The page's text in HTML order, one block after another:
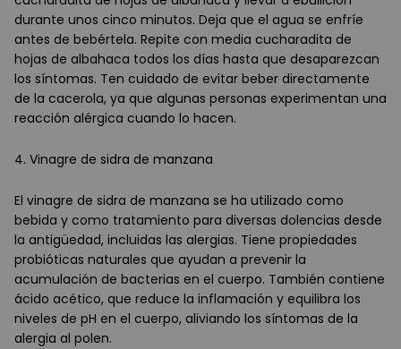
durante unos cinco minutos. Deja que el agua se enfríe
antes de bebértela. Repite con media cucharadita de
hojas de albahaca todos los días hasta que desaparezcan
los síntomas. Ten cuidado de evitar beber directamente
de la cacerola, ya que algunas personas experimentan una
reacción alérgica cuando lo hacen.
4. Vinagre de sidra de manzana
El vinagre de sidra de manzana se ha utilizado como
bebida y como tratamiento para diversas dolencias desde
la antigüedad, incluidas las alergias. Tiene propiedades
probióticas naturales que ayudan a prevenir la
acumulación de bacterias en el cuerpo. También contiene
ácido acético, que reduce la inflamación y equilibra los
niveles de pH en el cuerpo, aliviando los síntomas de la
alergia al polen.